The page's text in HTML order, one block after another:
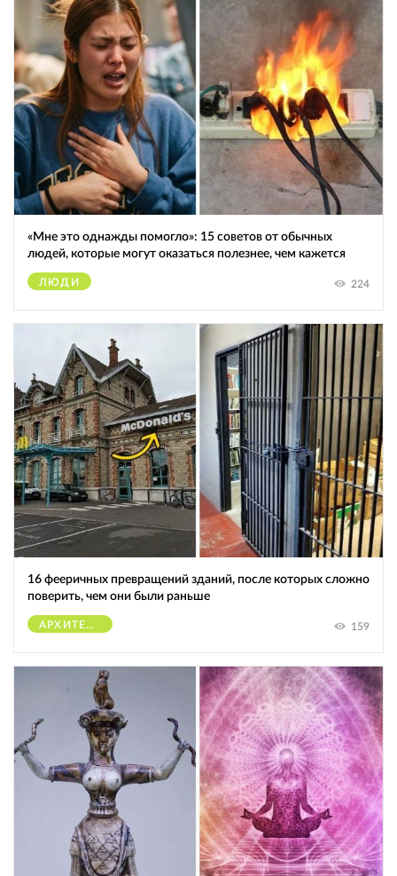
«Мне это однажды помогло»: 15 советов от обычных
людей, которые могут оказаться полезнее, чем кажется
ЛЮДИ 224
16 фееричных превращений зданий, после которых сложно
поверить, чем они были раньше
АРХИТЕКТУРА 159